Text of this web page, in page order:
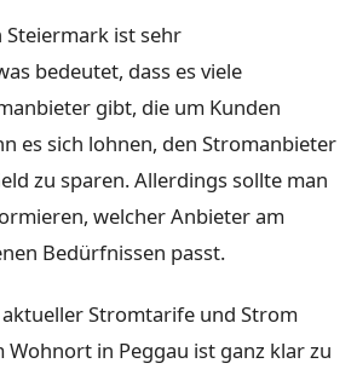
ist sehr
bedeutet, dass es viele
gibt, die um Kunden
es sich lohnen, den Stromanbieter
zu sparen. Allerdings sollte man
welcher Anbieter am
Bedürfnissen passt.
Stromtarife und Strom
in Peggau ist ganz klar zu